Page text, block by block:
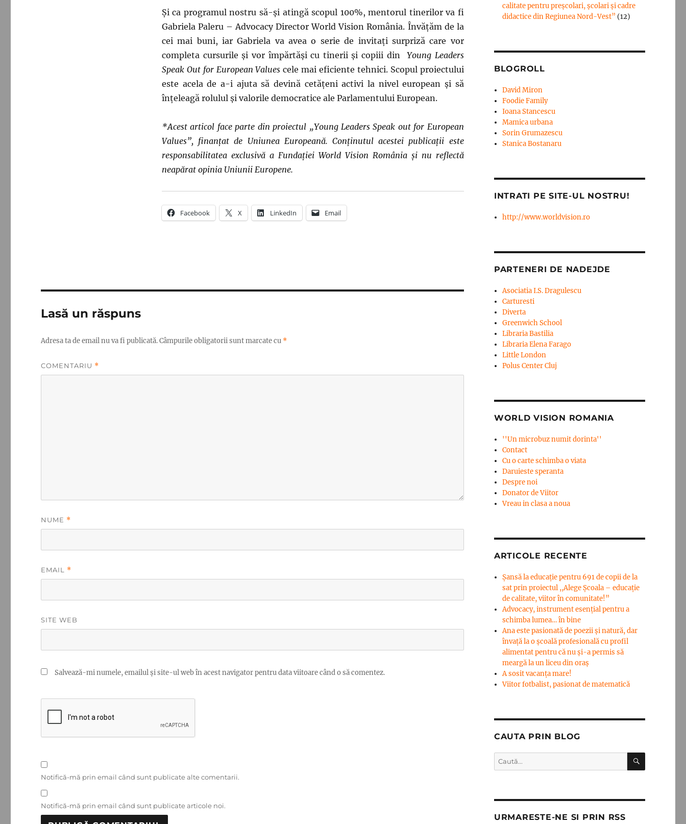
Şi ca programul nostru să-şi atingă scopul 100%, mentorul tinerilor va fi
Gabriela Paleru – Advocacy Director World Vision România. Învăţăm de la
cei mai buni, iar Gabriela va avea o serie de invitaţi surpriză care vor
completa cursurile şi vor împărtăşi cu tinerii şi copiii dinYoung Leaders
Speak Out for European Valuescele mai eficiente tehnici. Scopul proiectului
este acela de a-i ajuta să devină cetăţeni activi la nivel european şi să
înţeleagă rolulul și valorile democratice ale Parlamentului European.
*Acest articol face parte din proiectul „Young Leaders Speak out for European
Values”, finanțat de Uniunea Europeană. Conținutul acestei publicații este
responsabilitatea exclusivă a Fundației World Vision România și nu reflectă
neapărat opinia Uniunii Europene.
Facebook X LinkedIn Email
Lasă un răspuns
Adresa ta de email nu va fi publicată.Câmpurile obligatorii sunt marcate cu *
COMENTARIU *
NUME *
EMAIL *
SITE WEB
Salvează-mi numele, emailul și site-ul web în acest navigator pentru data viitoare când o să comentez.
Notifică-mă prin email când sunt publicate alte comentarii.
Notifică-mă prin email când sunt publicate articole noi.
calitate pentru preșcolari, școlari și cadre
didactice din Regiunea Nord-Vest” (12)
BLOGROLL
David Miron
Foodie Family
Ioana Stancescu
Mamica urbana
Sorin Grumazescu
Stanica Bostanaru
INTRATI PE SITE-UL NOSTRU!
http://www.worldvision.ro
PARTENERI DE NADEJDE
Asociatia I.S. Dragulescu
Carturesti
Diverta
Greenwich School
Libraria Bastilia
Libraria Elena Farago
Little London
Polus Center Cluj
WORLD VISION ROMANIA
''Un microbuz numit dorinta''
Contact
Cu o carte schimba o viata
Daruieste speranta
Despre noi
Donator de Viitor
Vreau in clasa a noua
ARTICOLE RECENTE
Șansă la educație pentru 691 de copii de la
sat prin proiectul ,,Alege Școala – educație
de calitate, viitor în comunitate!”
Advocacy, instrument esenţial pentru a
schimba lumea… în bine
Ana este pasionată de poezii și natură, dar
învață la o școală profesională cu profil
alimentat pentru că nu și-a permis să
meargă la un liceu din oraș
A sosit vacanța mare!
Viitor fotbalist, pasionat de matematică
CAUTA PRIN BLOG
Caută
după:
CĂUTARE
URMARESTE-NE SI PRIN RSS